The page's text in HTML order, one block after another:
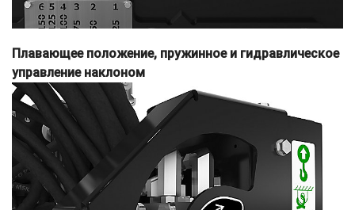
Плавающее положение, пружинное и гидравлическое
управление наклоном